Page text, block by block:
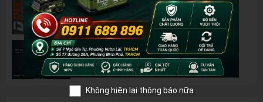
Đánh Giá 2 Mẫu Máy Mài WORKPRO Giá Rẻ
Đáng Mua Nhất Hiện Nay
Không hiện lại thông báo nữa